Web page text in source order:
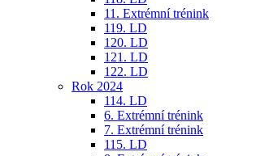
11. Extrémní trénink
119. LD
120. LD
121. LD
122. LD
Rok 2024
114. LD
6. Extrémní trénink
7. Extrémní trénink
115. LD